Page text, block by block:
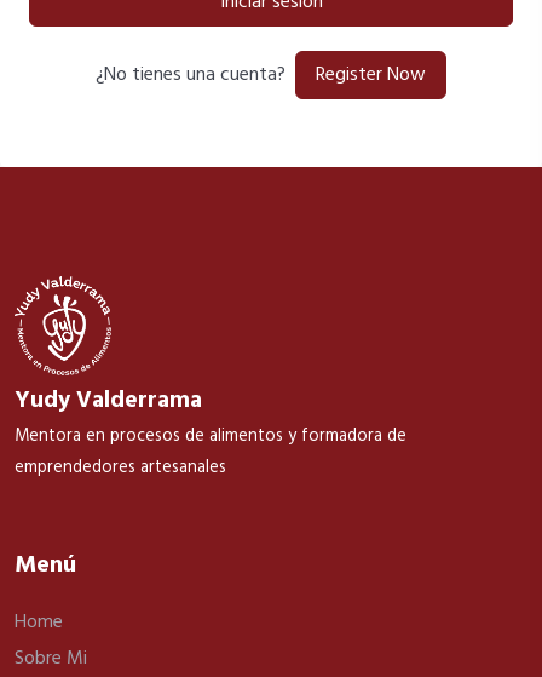
¿No tienes una cuenta? Register Now
Yudy Valderrama
Mentora en procesos de alimentos y formadora de
emprendedores artesanales
Menú
Home
Sobre Mi